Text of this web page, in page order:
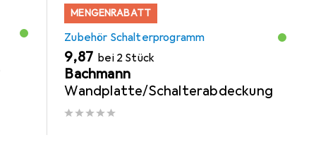
MENGENRABATT
Zubehör Schalterprogramm
EUR
9,87 bei 2 Stück
Bachmann
Wandplatte/Schalterabdeckung